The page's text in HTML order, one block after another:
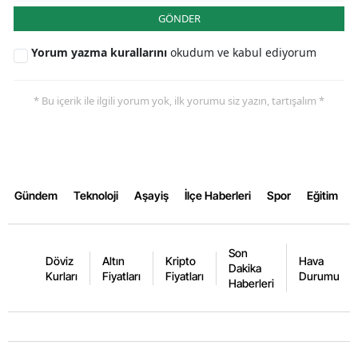
GÖNDER
Yorum yazma kurallarını okudum ve kabul ediyorum
* Bu içerik ile ilgili yorum yok, ilk yorumu siz yazın, tartışalım *
Gündem Teknoloji Aşayiş İlçe Haberleri Spor Eğitim
Döviz
Kurları
Altın
Fiyatları
Kripto
Fiyatları
Son
Dakika
Haberleri
Hava
Durumu